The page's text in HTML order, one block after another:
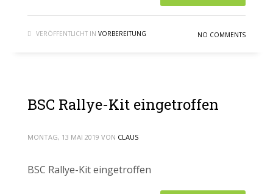
VERÖFFENTLICHT IN VORBEREITUNG NO COMMENTS
BSC Rallye-Kit eingetroffen
MONTAG, 13 MAI 2019 VON CLAUS
BSC Rallye-Kit eingetroffen